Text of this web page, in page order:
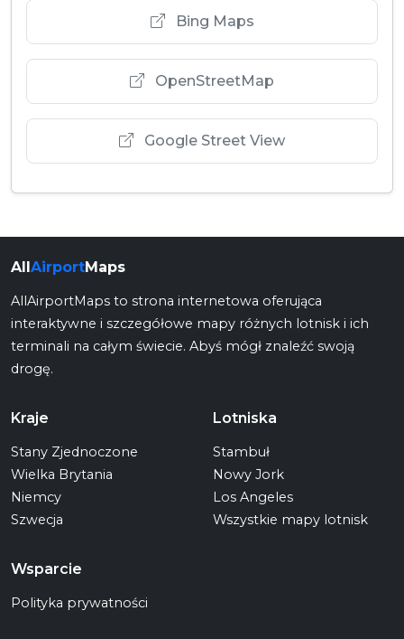
Bing Maps
OpenStreetMap
Google Street View
All AirportMaps
AllAirportMaps to strona internetowa oferująca
interaktywne i szczegółowe mapy różnych lotnisk i ich
terminali na całym świecie. Abyś mógł znaleźć swoją
drogę.
Kraje
Stany Zjednoczone
Wielka Brytania
Niemcy
Szwecja
Lotniska
Stambuł
Nowy Jork
Los Angeles
Wszystkie mapy lotnisk
Wsparcie
Polityka prywatności